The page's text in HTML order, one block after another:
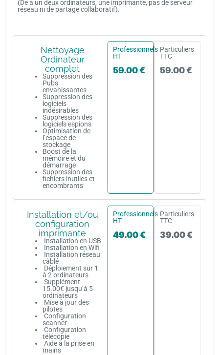
(De à un deux ordinateurs, une imprimante, pas de serveur
réseau ni de partage collaboratif).
Nettoyage
Ordinateur
complet
Suppression des
Pubs
envahissantes
Suppression des
logiciels
indésirables
Suppression des
logiciels espions
Optimisation de
l’espace de
stockage
Boost de la
mémoire et du
démarrage
Suppression des
fichiers inutiles et
encombrants
Professionnels
HT
59.00 €
Particuliers
TTC
59.00 €
Installation et/ou
configuration
imprimante
Installation en USB
Installation en Wifi
Installation réseau
câblé
Déploiement sur 1
à 2 ordinateurs
Supplément
15.00€ jusqu’à 5
ordinateurs
Mise à jour des
pilotes
Configuration
scanner
Configuration
télécopie
Aide à la prise en
mains
Professionnels
HT
49.00 €
Particuliers
TTC
39.00 €